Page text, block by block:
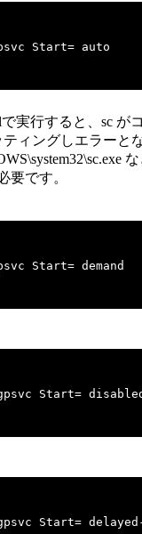
Start= auto
で実行すると、sc が
ティングしエラーと
要です。
Start= demand
Start=
Start=